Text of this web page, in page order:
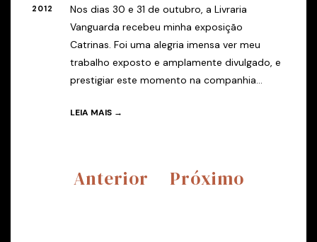
2012
Nos dias 30 e 31 de outubro, a Livraria
Vanguarda recebeu minha exposição
Catrinas. Foi uma alegria imensa ver meu
trabalho exposto e amplamente divulgado, e
prestigiar este momento na companhia...
LEIA MAIS →
Anterior Próximo